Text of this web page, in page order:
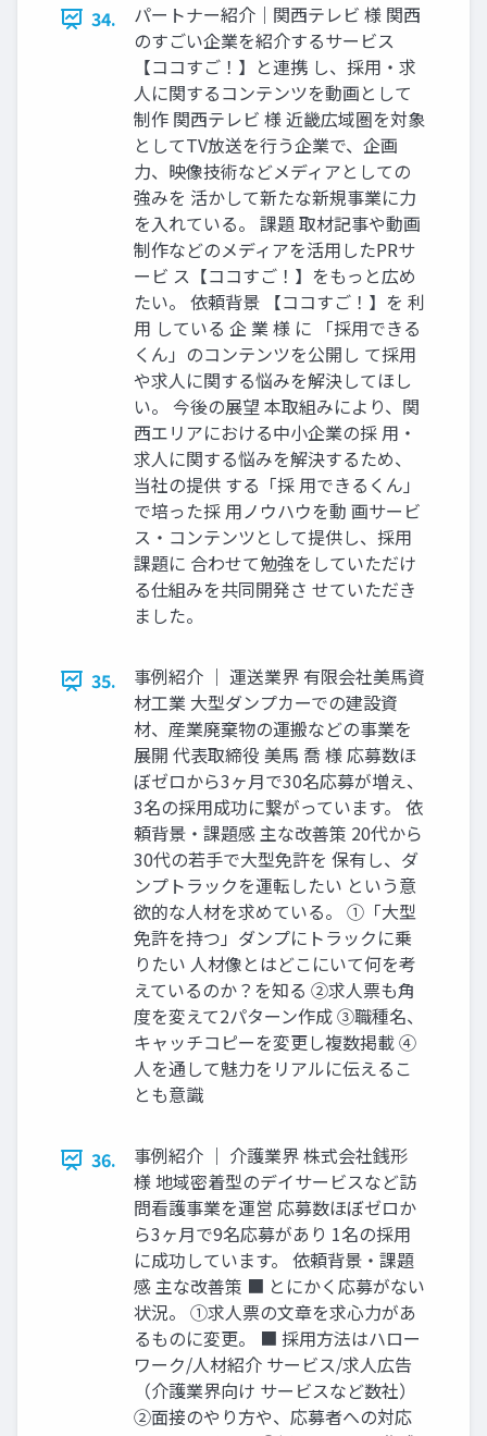
34.
パートナー紹介｜関⻄テレビ 様 関⻄
のすごい企業を紹介するサービス
【ココすご！】と連携 し、採⽤‧求
⼈に関するコンテンツを動画として
制作 関⻄テレビ 様 近畿広域圏を対象
としてTV放送を⾏う企業で、企画
⼒、映像技術などメディアとしての
強みを 活かして新たな新規事業に⼒
を⼊れている。 課題 取材記事や動画
制作などのメディアを活⽤したPRサ
ービ ス【ココすご！】をもっと広め
たい。 依頼背景 【ココすご！】を 利
⽤ している 企 業 様 に 「採⽤できる
くん」のコンテンツを公開し て採⽤
や求⼈に関する悩みを解決してほし
い。 今後の展望 本取組みにより、関
⻄エリアにおける中⼩企業の採 ⽤‧
求⼈に関する悩みを解決するため、
当社の提供 する「採 ⽤できるくん」
で培った採 ⽤ノウハウを動 画サービ
ス‧コンテンツとして提供し、採⽤
課題に 合わせて勉強をしていただけ
る仕組みを共同開発さ せていただき
ました。
35.
事例紹介 ｜ 運送業界 有限会社美⾺資
材⼯業 ⼤型ダンプカーでの建設資
材、産業廃棄物の運搬などの事業を
展開 代表取締役 美⾺ 喬 様 応募数ほ
ぼゼロから3ヶ⽉で30名応募が増え、
3名の採⽤成功に繋がっています。 依
頼背景‧課題感 主な改善策 20代から
30代の若⼿で⼤型免許を 保有し、ダ
ンプトラックを運転したい という意
欲的な⼈材を求めている。 ①「⼤型
免許を持つ」ダンプにトラックに乗
りたい ⼈材像とはどこにいて何を考
えているのか？を知る ②求⼈票も⾓
度を変えて2パターン作成 ③職種名、
キャッチコピーを変更し複数掲載 ④
⼈を通して魅⼒をリアルに伝えるこ
とも意識
36.
事例紹介 ｜ 介護業界 株式会社銭形
様 地域密着型のデイサービスなど訪
問看護事業を運営 応募数ほぼゼロか
ら3ヶ⽉で9名応募があり 1名の採⽤
に成功しています。 依頼背景‧課題
感 主な改善策 ■ とにかく応募がない
状況。 ①求⼈票の⽂章を求⼼⼒があ
るものに変更。 ■ 採⽤⽅法はハロー
ワーク/⼈材紹介 サービス/求⼈広告
（介護業界向け サービスなど数社）
②⾯接のやり⽅や、応募者への対応